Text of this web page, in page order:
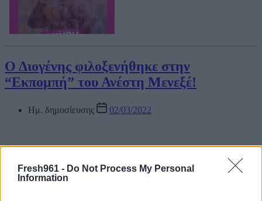
Fresh961 - Do Not Process My Personal
Information
Ο Διογένης φιλοξενήθηκε στην
“Εκπομπή” του Ανέστη Μενεξέ!
Ημ. δημοσίευσης 02/03/2022
Ο Διογένης ήρθε στον Ανέστη Μενεξέ και τα είπε όλα!
Μίλησε για τον μέντορα του Βασίλη Καρρά και είπε:
«Δεν ξεχνάω ποτέ τα λόγια του, να είσαι πάντα ο εαυτός σου και